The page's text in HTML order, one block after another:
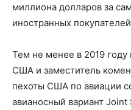
миллиона долларов за
иностранных
Тем не менее в 2019
США и заместитель
пехоты США по авиации
авианосный вариант